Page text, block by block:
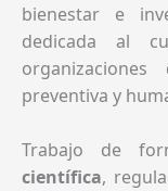
bienestar e
dedicada al
preventiva y
Trabajo de
científica,